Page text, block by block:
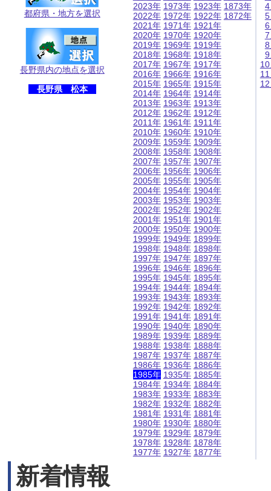
都府県・地方を選択
長野県内の地点を選択
長野県 松本
2023年
2022年
2021年
2020年
2019年
2018年
2017年
2016年
2015年
2014年
2013年
2012年
2011年
2010年
2009年
2008年
2007年
2006年
2005年
2004年
2003年
2002年
2001年
2000年
1999年
1998年
1997年
1996年
1995年
1994年
1993年
1992年
1991年
1990年
1989年
1988年
1987年
1986年
1985年
1984年
1983年
1982年
1981年
1980年
1979年
1978年
1977年
1973年
1972年
1971年
1970年
1969年
1968年
1967年
1966年
1965年
1964年
1963年
1962年
1961年
1960年
1959年
1958年
1957年
1956年
1955年
1954年
1953年
1952年
1951年
1950年
1949年
1948年
1947年
1946年
1945年
1944年
1943年
1942年
1941年
1940年
1939年
1938年
1937年
1936年
1935年
1934年
1933年
1932年
1931年
1930年
1929年
1928年
1927年
1923年
1922年
1921年
1920年
1919年
1918年
1917年
1916年
1915年
1914年
1913年
1912年
1911年
1910年
1909年
1908年
1907年
1906年
1905年
1904年
1903年
1902年
1901年
1900年
1899年
1898年
1897年
1896年
1895年
1894年
1893年
1892年
1891年
1890年
1889年
1888年
1887年
1886年
1885年
1884年
1883年
1882年
1881年
1880年
1879年
1878年
1877年
1873年
1872年
新着情報